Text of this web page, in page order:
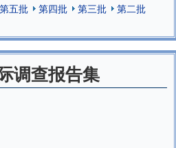
第五批 第四批 第三批
第二批
调查报告集